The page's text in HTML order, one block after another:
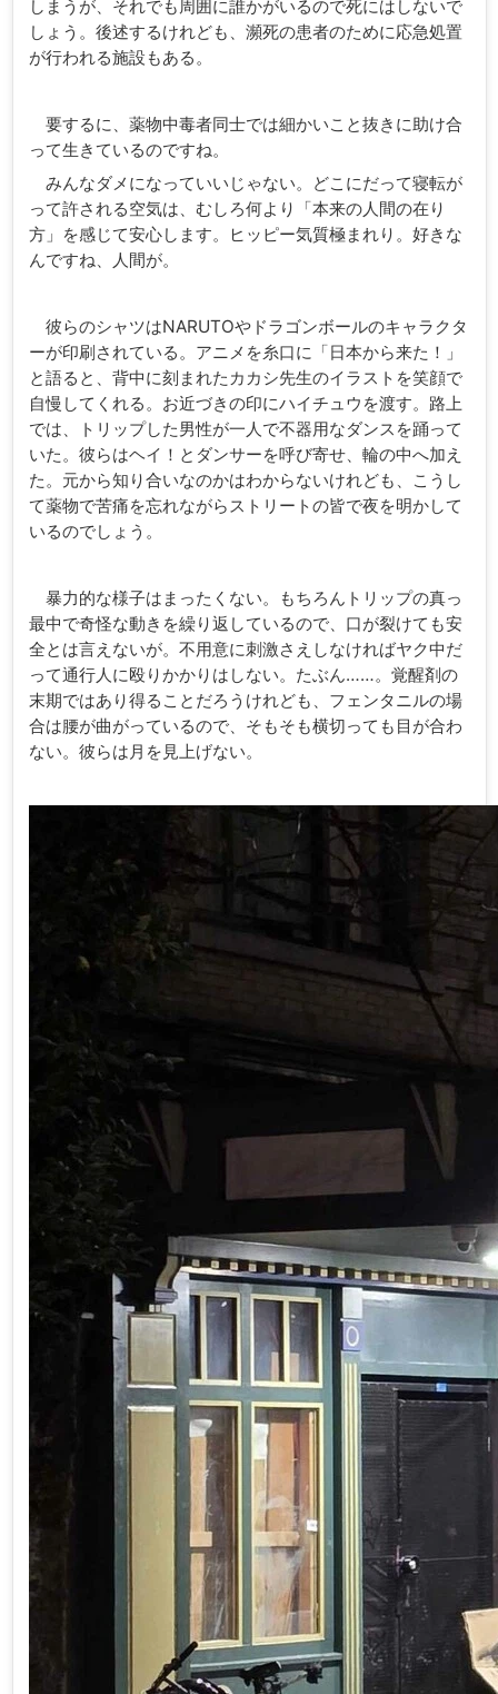
しまうが、それでも周囲に誰かがいるので死にはしないで
しょう。後述するけれども、瀕死の患者のために応急処置
が行われる施設もある。
要するに、薬物中毒者同士では細かいこと抜きに助け合
って生きているのですね。
みんなダメになっていいじゃない。どこにだって寝転が
って許される空気は、むしろ何より「本来の人間の在り
方」を感じて安心します。ヒッピー気質極まれり。好きな
んですね、人間が。
彼らのシャツはNARUTOやドラゴンボールのキャラクタ
ーが印刷されている。アニメを糸口に「日本から来た！」
と語ると、背中に刻まれたカカシ先生のイラストを笑顔で
自慢してくれる。お近づきの印にハイチュウを渡す。路上
では、トリップした男性が一人で不器用なダンスを踊って
いた。彼らはヘイ！とダンサーを呼び寄せ、輪の中へ加え
た。元から知り合いなのかはわからないけれども、こうし
て薬物で苦痛を忘れながらストリートの皆で夜を明かして
いるのでしょう。
暴力的な様子はまったくない。もちろんトリップの真っ
最中で奇怪な動きを繰り返しているので、口が裂けても安
全とは言えないが。不用意に刺激さえしなければヤク中だ
って通行人に殴りかかりはしない。たぶん……。覚醒剤の
末期ではあり得ることだろうけれども、フェンタニルの場
合は腰が曲がっているので、そもそも横切っても目が合わ
ない。彼らは月を見上げない。